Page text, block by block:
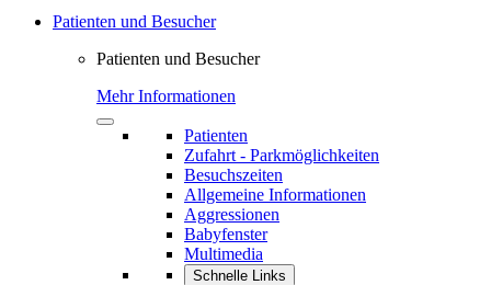
Patienten und Besucher
Patienten und Besucher
Mehr Informationen
Patienten
Zufahrt - Parkmöglichkeiten
Besuchszeiten
Allgemeine Informationen
Aggressionen
Babyfenster
Multimedia
Schnelle Links